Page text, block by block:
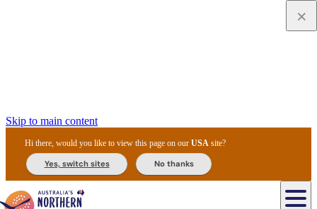
Skip to main content
Hi there, would you like to view this page on ourUSA site?
Yes, switch sites No thanks
ジ